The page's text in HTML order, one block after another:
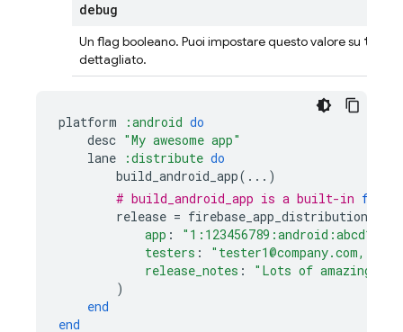
debug
Un flag booleano. Puoi impostare questo valore su true
dettagliato.
platform :android do
desc "My awesome app"
lane
:distribute do
build_android_app( ... )
# build_android_app is a built-in
release = firebase_app_distribution
app : "1:123456789:android:abcd1234"
testers :
"tester1@company.com,
release_notes :
"Lots of amazing
)
end
end